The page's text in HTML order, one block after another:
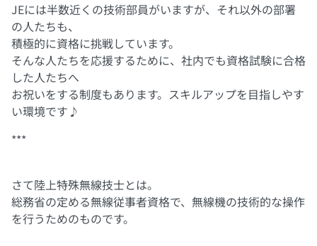
JEには半数近くの技術部員がいますが、それ以外の部署
の人たちも、
積極的に資格に挑戦しています。
そんな人たちを応援するために、社内でも資格試験に合格
した人たちへ
お祝いをする制度もあります。スキルアップを目指しやす
い環境です♪
***
さて陸上特殊無線技士とは。
総務省の定める無線従事者資格で、無線機の技術的な操作
を行うためのものです。